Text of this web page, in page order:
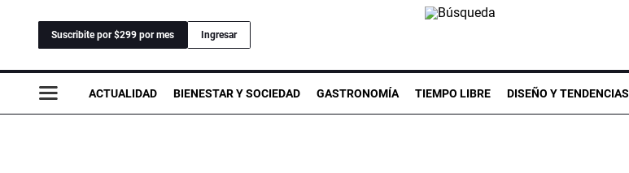
Suscribite por $299 por mes Ingresar
ACTUALIDAD BIENESTAR Y SOCIEDAD GASTRONOMÍA TIEMPO LIBRE DISEÑO Y TENDENCIAS